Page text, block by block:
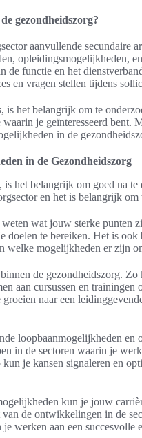
gezondheidszorg?
aanvullende secundaire
opleidingsmogelijkheden,
functie en het
en vragen stellen tijdens
, is het belangrijk om te
je geïnteresseerd bent.
in de
in de Gezondheidszorg
het belangrijk om goed na
en het is belangrijk
wat jouw sterke punten
doelen te bereiken. Het is
welke mogelijkheden er zijn
de gezondheidszorg.
aan cursussen en trainingen
naar een
loopbaanmogelijkheden
in de sectoren waarin je
je kansen signaleren en
kun je jouw
de ontwikkelingen in de
werken aan een succesvolle